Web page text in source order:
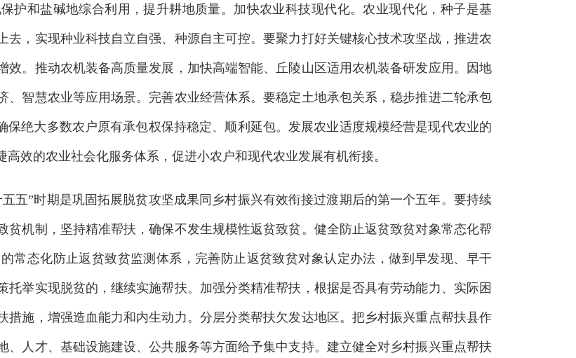
护和盐碱地综合利用，提升耕地质量。加快农业科技现代化。农业现代化，种子是基
，实现种业科技自立自强、种源自主可控。要聚力打好关键核心技术攻坚战，推进农
效。推动农机装备高质量发展，加快高端智能、丘陵山区适用农机装备研发应用。因地
智慧农业等应用场景。完善农业经营体系。要稳定土地承包关系，稳步推进二轮承包
保绝大多数农户原有承包权保持稳定、顺利延包。发展农业适度规模经营是现代农业的
效的农业社会化服务体系，促进小农户和现代农业发展有机衔接。
”时期是巩固拓展脱贫攻坚成果同乡村振兴有效衔接过渡期后的第一个五年。要持续
机制，坚持精准帮扶，确保不发生规模性返贫致贫。健全防止返贫致贫对象常态化帮
常态化防止返贫致贫监测体系，完善防止返贫致贫对象认定办法，做到早发现、早干
举实现脱贫的，继续实施帮扶。加强分类精准帮扶，根据是否具有劳动能力、实际困
施，增强造血能力和内生动力。分层分类帮扶欠发达地区。把乡村振兴重点帮扶县作
、人才、基础设施建设、公共服务等方面给予集中支持。建立健全对乡村振兴重点帮扶